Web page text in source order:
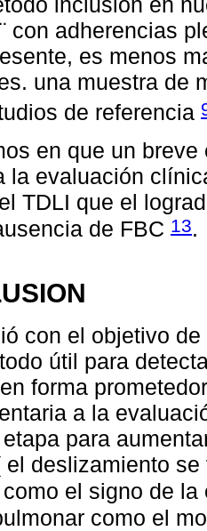
con adherencias
es menos
una muestra de
de referencia
en que un
la evaluación
TDLI que el
de FBC 13.
con el objetivo
útil para
forma
a la
para
el deslizamiento
el signo de
como el